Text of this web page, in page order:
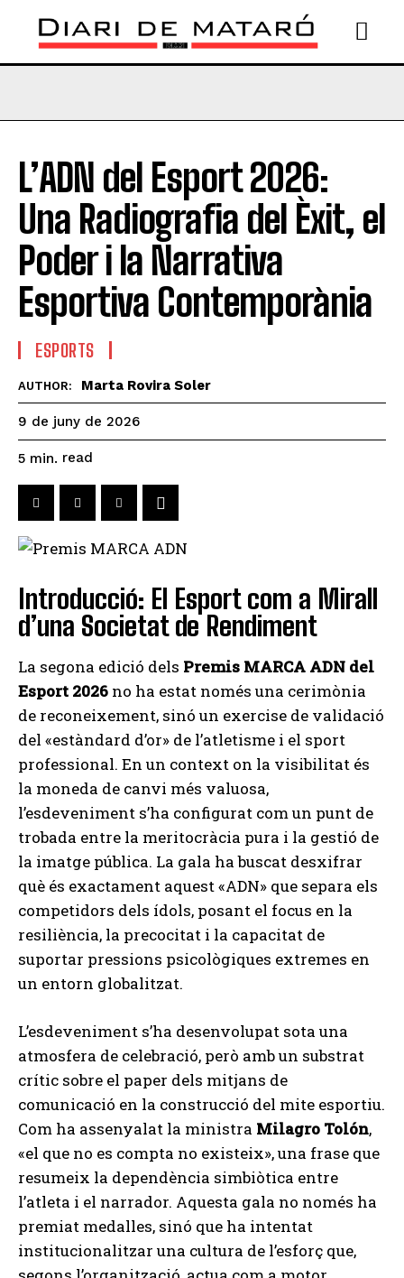
L’ADN del Esport 2026:
Una Radiografia del Èxit, el
Poder i la Narrativa
Esportiva Contemporània
ESPORTS
AUTHOR: Marta Rovira Soler
9 de juny de 2026
5 min. read
Introducció: El Esport com a Mirall
d’una Societat de Rendiment
La segona edició dels Premis MARCA ADN del
Esport 2026 no ha estat només una cerimònia
de reconeixement, sinó un exercise de validació
del «estàndard d’or» de l’atletisme i el sport
professional. En un context on la visibilitat és
la moneda de canvi més valuosa,
l’esdeveniment s’ha configurat com un punt de
trobada entre la meritocràcia pura i la gestió de
la imatge pública. La gala ha buscat desxifrar
què és exactament aquest «ADN» que separa els
competidors dels ídols, posant el focus en la
resiliència, la precocitat i la capacitat de
suportar pressions psicològiques extremes en
un entorn globalitzat.
L’esdeveniment s’ha desenvolupat sota una
atmosfera de celebració, però amb un substrat
crític sobre el paper dels mitjans de
comunicació en la construcció del mite esportiu.
Com ha assenyalat la ministra Milagro Tolón,
«el que no es compta no existeix», una frase que
resumeix la dependència simbiòtica entre
l’atleta i el narrador. Aquesta gala no només ha
premiat medalles, sinó que ha intentat
institucionalitzar una cultura de l’esforç que,